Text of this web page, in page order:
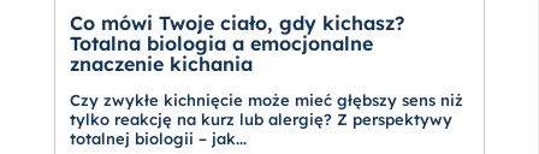
Co mówi Twoje ciało, gdy kichasz?
Totalna biologia a emocjonalne
znaczenie kichania
Czy zwykłe kichnięcie może mieć głębszy sens niż
tylko reakcję na kurz lub alergię? Z perspektywy
totalnej biologii – jak...